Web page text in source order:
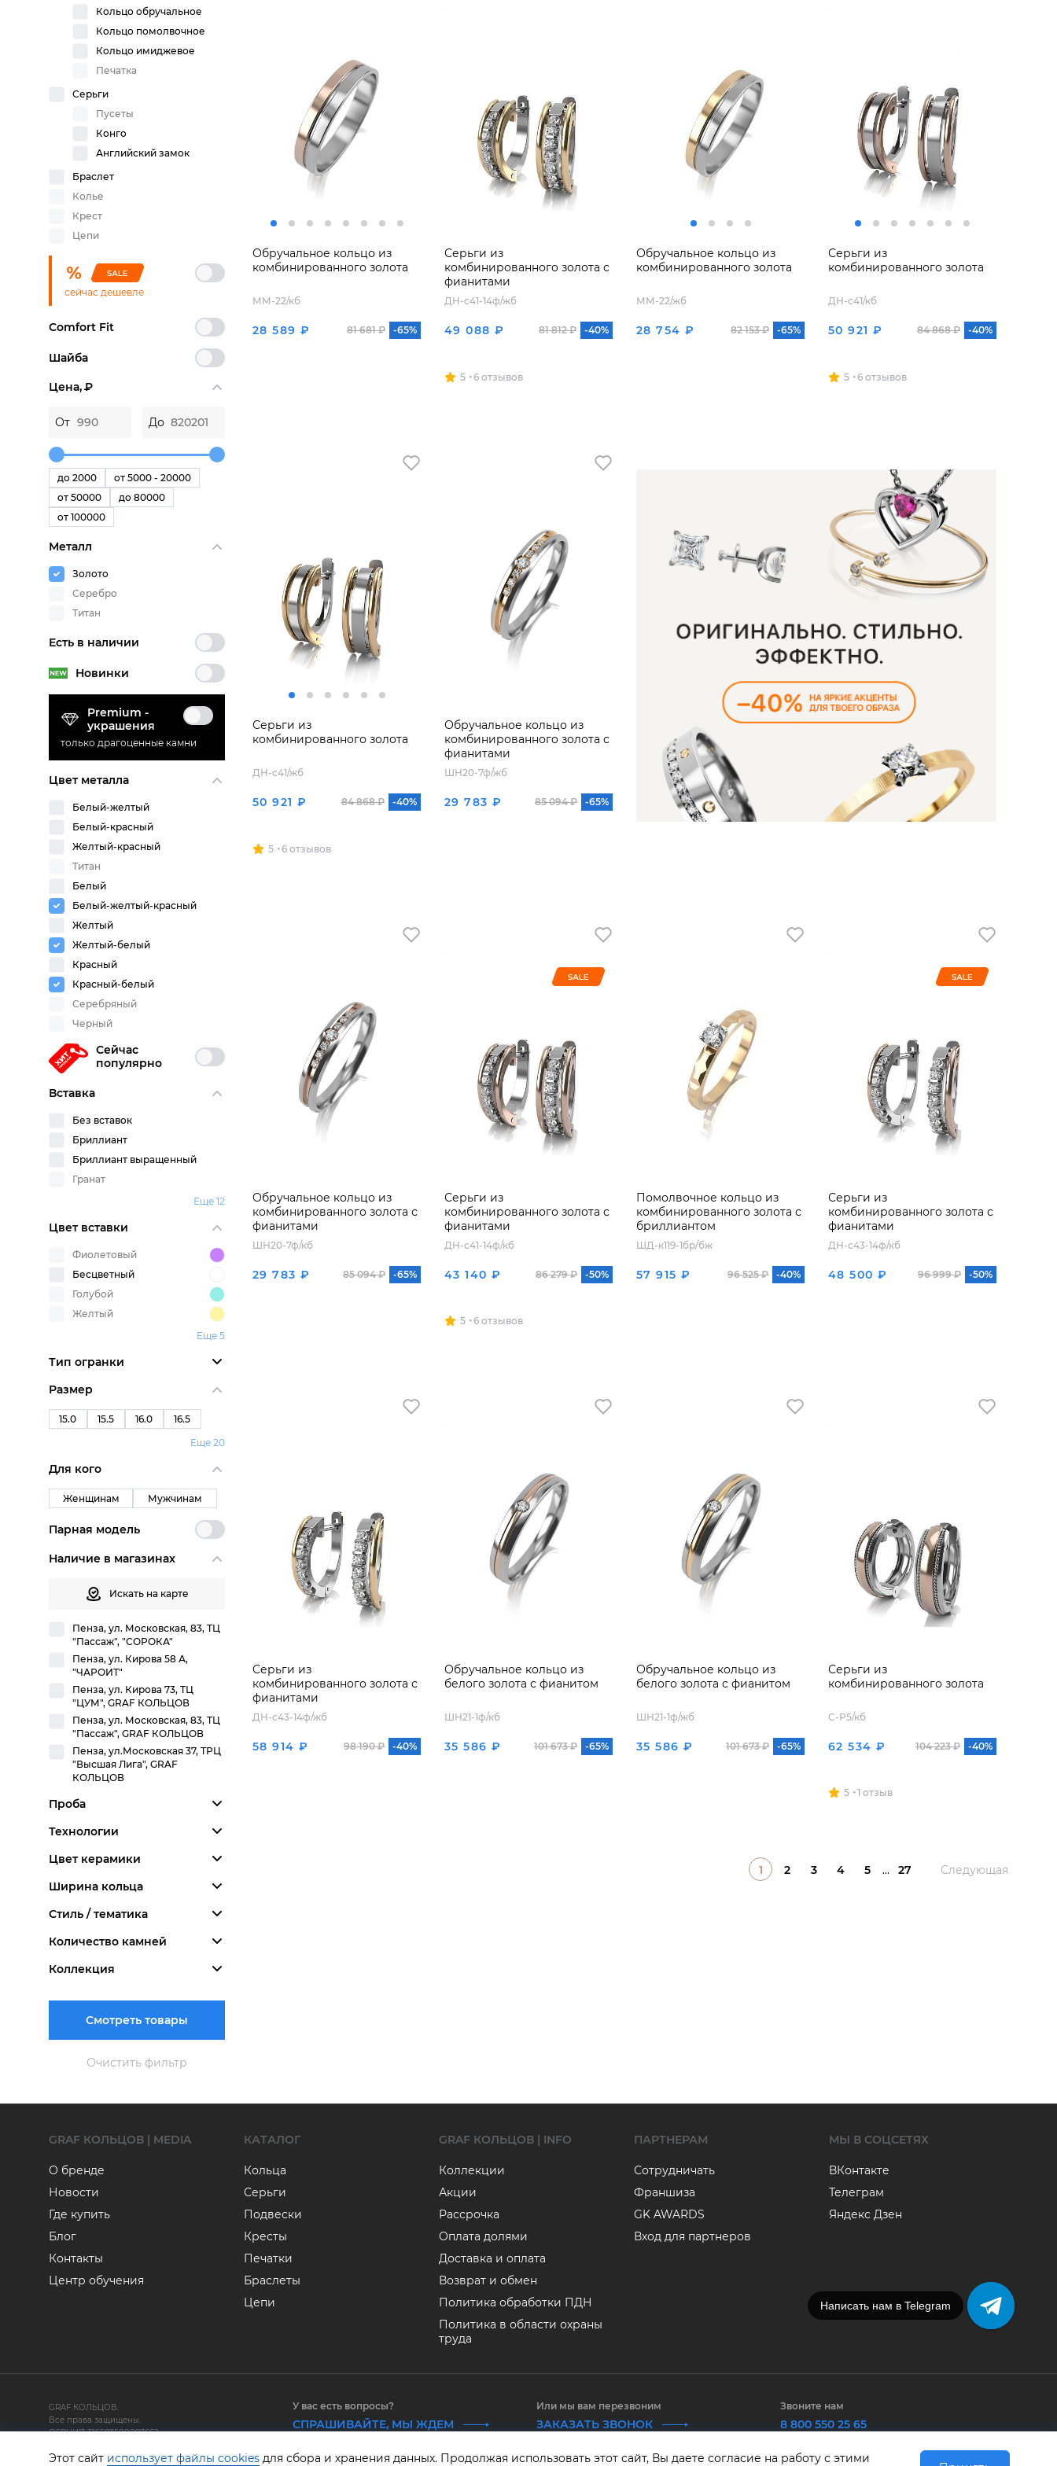
Кольцо обручальное
Кольцо помолвочное
Кольцо имиджевое
Печатка
Серьги
Пусеты
Конго
Английский замок
Браслет
Колье
Крест
Цепи
сейчас дешевле
Comfort Fit
Шайба
Цена,P
От До
до 2000
от 5000 - 20000
от 50000
до 80000
от 100000
Металл
Золото
Серебро
Титан
Есть в наличии
Новинки
Premium -
украшения
только драгоценные камни
Цвет металла
Белый-желтый
Белый-красный
Желтый-красный
Титан
Белый
Белый-желтый-красный
Желтый
Желтый-белый
Красный
Красный-белый
Серебряный
Черный
Сейчас
популярно
Вставка
Без вставок
Бриллиант
Бриллиант выращенный
Гранат
Еще 12
Цвет вставки
Фиолетовый
Бесцветный
Голубой
Желтый
Еще 5
Тип огранки
Размер
15.0 15.5 16.0
16.5
Еще 20
Для кого
Женщинам Мужчинам
Парная модель
Наличие в магазинах
Искать на карте
Пенза, ул. Московская, 83, ТЦ
"Пассаж", "СОРОКА"
Пенза, ул. Кирова 58 А,
"ЧАРОИТ"
Пенза, ул. Кирова 73, ТЦ
"ЦУМ", GRAF КОЛЬЦОВ
Пенза, ул. Московская, 83, ТЦ
"Пассаж", GRAF КОЛЬЦОВ
Пенза, ул.Московская 37, ТРЦ
"Высшая Лига", GRAF
КОЛЬЦОВ
Проба
Технологии
Цвет керамики
Ширина кольца
Стиль / тематика
Количество камней
Коллекция
Смотреть товары
Очистить фильтр
Обручальное кольцо из
комбинированного золота
ММ-22/кб
28 589 ₽ 81 681 ₽ -65%
Серьги из
комбинированного золота с
фианитами
ДН-с41-14ф/жб
49 088 ₽ 81 812 ₽ -40%
5 6 отзывов
Обручальное кольцо из
комбинированного золота
ММ-22/жб
28 754 ₽ 82 153 ₽ -65%
Серьги из
комбинированного золота
ДН-с41/кб
50 921 ₽ 84 868 ₽ -40%
5 6 отзывов
Серьги из
комбинированного золота
ДН-с41/жб
50 921 ₽ 84 868 ₽ -40%
5 6 отзывов
Обручальное кольцо из
комбинированного золота с
фианитами
ШН20-7ф/жб
29 783 ₽ 85 094 ₽ -65%
Обручальное кольцо из
комбинированного золота с
фианитами
ШН20-7ф/кб
29 783 ₽ 85 094 ₽ -65%
Серьги из
комбинированного золота с
фианитами
ДН-с41-14ф/кб
43 140 ₽ 86 279 ₽ -50%
5 6 отзывов
Помолвочное кольцо из
комбинированного золота с
бриллиантом
ШД-к119-1бр/бж
57 915 ₽ 96 525 ₽ -40%
Серьги из
комбинированного золота с
фианитами
ДН-с43-14ф/кб
48 500 ₽ 96 999 ₽ -50%
Серьги из
комбинированного золота с
фианитами
ДН-с43-14ф/жб
58 914 ₽ 98 190 ₽ -40%
Обручальное кольцо из
белого золота с фианитом
ШН21-1ф/кб
35 586 ₽ 101 673 ₽ -65%
Обручальное кольцо из
белого золота с фианитом
ШН21-1ф/жб
35 586 ₽ 101 673 ₽ -65%
Серьги из
комбинированного золота
С-Р5/кб
62 534 ₽ 104 223 ₽ -40%
5 1 отзыв
1 2 3 4 5 ... 27 Следующая
GRAF КОЛЬЦОВ | MEDIA
О бренде
Новости
Где купить
Блог
Контакты
Центр обучения
КАТАЛОГ
Кольца
Серьги
Подвески
Кресты
Печатки
Браслеты
Цепи
GRAF КОЛЬЦОВ | INFO
Коллекции
Акции
Рассрочка
Оплата долями
Доставка и оплата
Возврат и обмен
Политика обработки ПДН
Политика в области охраны
труда
ПАРТНЕРАМ
Сотрудничать
Франшиза
GK AWARDS
Вход для партнеров
МЫ В СОЦСЕТЯХ
ВКонтакте
Телеграм
Яндекс Дзен
GRAF КОЛЬЦОВ.
Все права защищены.
ОГРНИП 316583500097662
У вас есть вопросы?
СПРАШИВАЙТЕ, МЫ ЖДЕМ
Или мы вам перезвоним
ЗАКАЗАТЬ ЗВОНОК
Звоните нам
8 800 550 25 65
Этот сайт использует файлы cookies для сбора и хранения данных. Продолжая использовать этот сайт, Вы даете согласие на работу с этими
Написать нам в Telegram